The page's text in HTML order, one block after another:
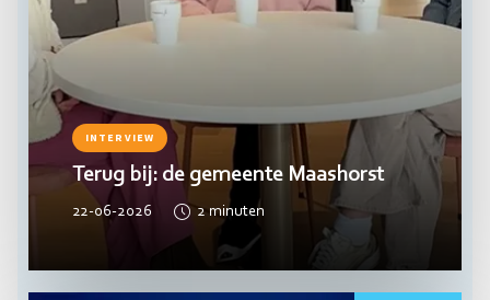
INTERVIEW
Terug bij: de gemeente Maashorst
22-06-2026 2 minuten